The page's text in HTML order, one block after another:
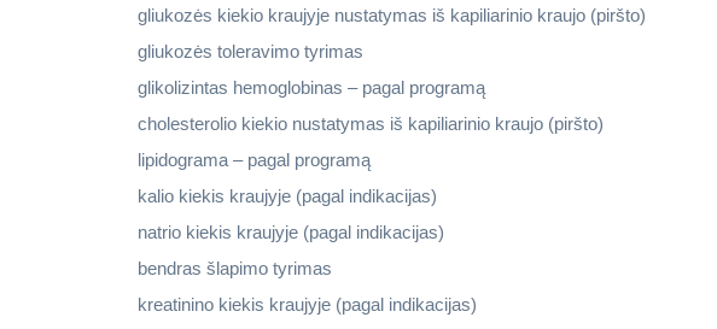
gliukozės kiekio kraujyje nustatymas iš kapiliarinio kraujo (piršto)
gliukozės toleravimo tyrimas
glikolizintas hemoglobinas – pagal programą
cholesterolio kiekio nustatymas iš kapiliarinio kraujo (piršto)
lipidograma – pagal programą
kalio kiekis kraujyje (pagal indikacijas)
natrio kiekis kraujyje (pagal indikacijas)
bendras šlapimo tyrimas
kreatinino kiekis kraujyje (pagal indikacijas)